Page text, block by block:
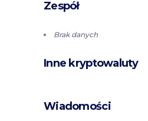
Zespół
Brak danych
Inne kryptowaluty
Wiadomości